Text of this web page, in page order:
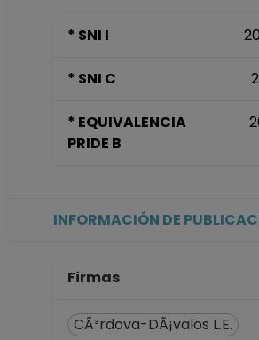
No
* SNI I
* SNI C
* EQUIVALENCIA
PRIDE B
INFORMACIÓN DE
Firmas
CÃ³rdova-DÃ¡valos L.E.